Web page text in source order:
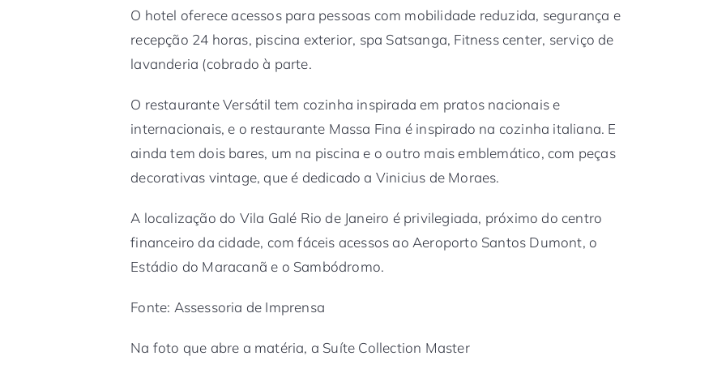
O hotel oferece acessos para pessoas com mobilidade reduzida, segurança e
recepção 24 horas, piscina exterior, spa Satsanga, Fitness center, serviço de
lavanderia (cobrado à parte.
O restaurante Versátil tem cozinha inspirada em pratos nacionais e
internacionais, e o restaurante Massa Fina é inspirado na cozinha italiana. E
ainda tem dois bares, um na piscina e o outro mais emblemático, com peças
decorativas vintage, que é dedicado a Vinicius de Moraes.
A localização do Vila Galé Rio de Janeiro é privilegiada, próximo do centro
financeiro da cidade, com fáceis acessos ao Aeroporto Santos Dumont, o
Estádio do Maracanã e o Sambódromo.
Fonte: Assessoria de Imprensa
Na foto que abre a matéria, a Suíte Collection Master